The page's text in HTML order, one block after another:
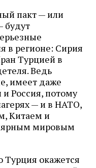
пакт — или
будут
в регионе: Сирия
Турцией в
Ведь
имеет даже
Россия, потому
— и в НАТО,
Китаем и
мировым
Турция окажется